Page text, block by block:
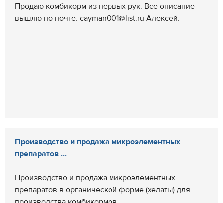
Продаю комбикорм из первых рук. Все описание
вышлю по почте. cayman001@list.ru Алексей.
Производство и продажа микроэлементных
препаратов ...
Производство и продажа микроэлементных
препаратов в органической форме (хелаты) для